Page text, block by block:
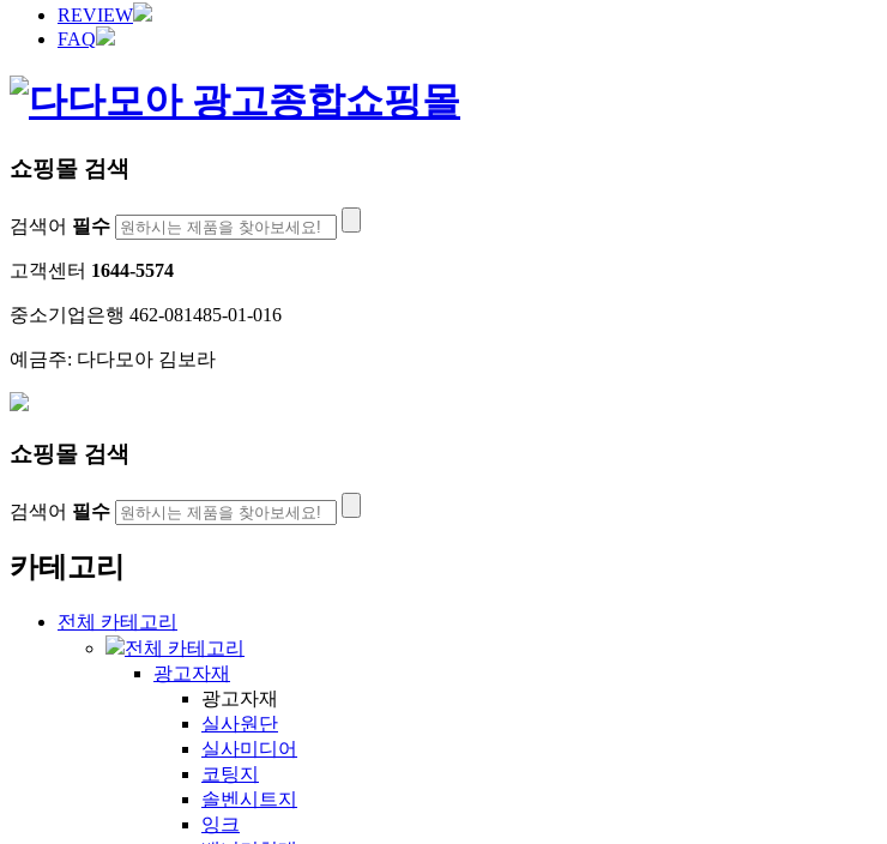
REVIEW
FAQ
쇼핑몰 검색
검색어 필수
고객센터 1644-5574
중소기업은행 462-081485-01-016
예금주: 다다모아 김보라
쇼핑몰 검색
검색어 필수
카테고리
전체 카테고리
전체 카테고리
광고자재
광고자재
실사원단
실사미디어
코팅지
솔벤시트지
잉크